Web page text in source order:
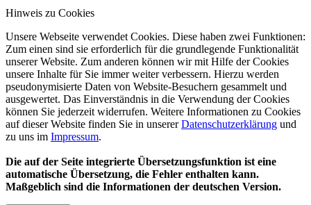
Hinweis zu Cookies
Unsere Webseite verwendet Cookies. Diese haben zwei Funktionen:
Zum einen sind sie erforderlich für die grundlegende Funktionalität
unserer Website. Zum anderen können wir mit Hilfe der Cookies
unsere Inhalte für Sie immer weiter verbessern. Hierzu werden
pseudonymisierte Daten von Website-Besuchern gesammelt und
ausgewertet. Das Einverständnis in die Verwendung der Cookies
können Sie jederzeit widerrufen. Weitere Informationen zu Cookies
auf dieser Website finden Sie in unsererDatenschutzerklärung und
zu uns im Impressum.
Die auf der Seite integrierte Übersetzungsfunktion ist eine
automatische Übersetzung, die Fehler enthalten kann.
Maßgeblich sind die Informationen der deutschen Version.